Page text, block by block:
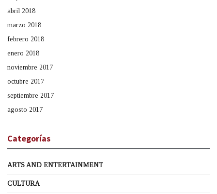
abril 2018
marzo 2018
febrero 2018
enero 2018
noviembre 2017
octubre 2017
septiembre 2017
agosto 2017
Categorías
ARTS AND ENTERTAINMENT
CULTURA